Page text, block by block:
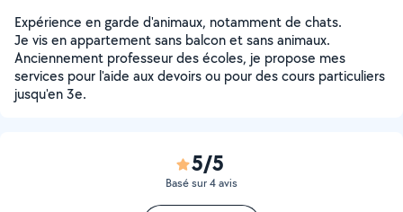
Expérience en garde d'animaux, notamment de chats.
Je vis en appartement sans balcon et sans animaux.
Anciennement professeur des écoles, je propose mes
services pour l'aide aux devoirs ou pour des cours particuliers
jusqu'en 3e.
5/5
Basé sur 4 avis